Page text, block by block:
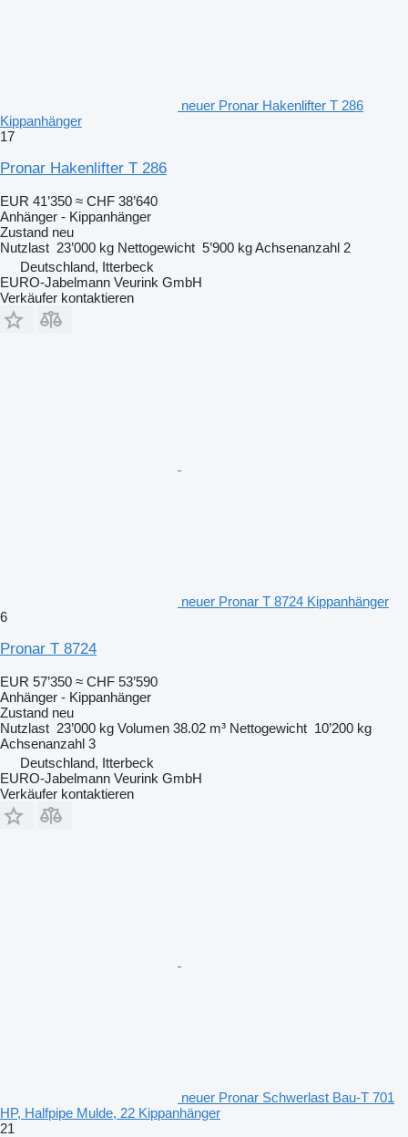
neuer Pronar Hakenlifter T 286
Kippanhänger
17
Pronar Hakenlifter T 286
EUR 41’350 ≈ CHF 38’640
Anhänger - Kippanhänger
Zustand neu
Nutzlast 23’000 kg Nettogewicht 5’900 kgAchsenanzahl 2
Deutschland, Itterbeck
EURO-Jabelmann Veurink GmbH
Verkäufer kontaktieren
neuer Pronar T 8724 Kippanhänger
6
Pronar T 8724
EUR 57’350 ≈ CHF 53’590
Anhänger - Kippanhänger
Zustand neu
Nutzlast 23’000 kg Volumen 38.02 m³ Nettogewicht 10’200 kg
Achsenanzahl 3
Deutschland, Itterbeck
EURO-Jabelmann Veurink GmbH
Verkäufer kontaktieren
neuer Pronar Schwerlast Bau-T 701
HP, Halfpipe Mulde, 22 Kippanhänger
21